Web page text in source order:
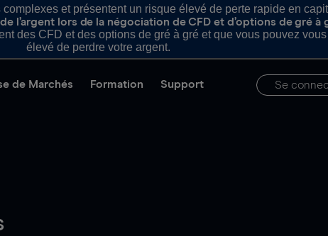
et présentent un risque élevé de perte rapide en
l’argent lors de la négociation de CFD et d’options de gré à
des CFD et des options de gré à gré et que vous pouvez
élevé de perdre votre argent.
de Marchés Formation Support Se